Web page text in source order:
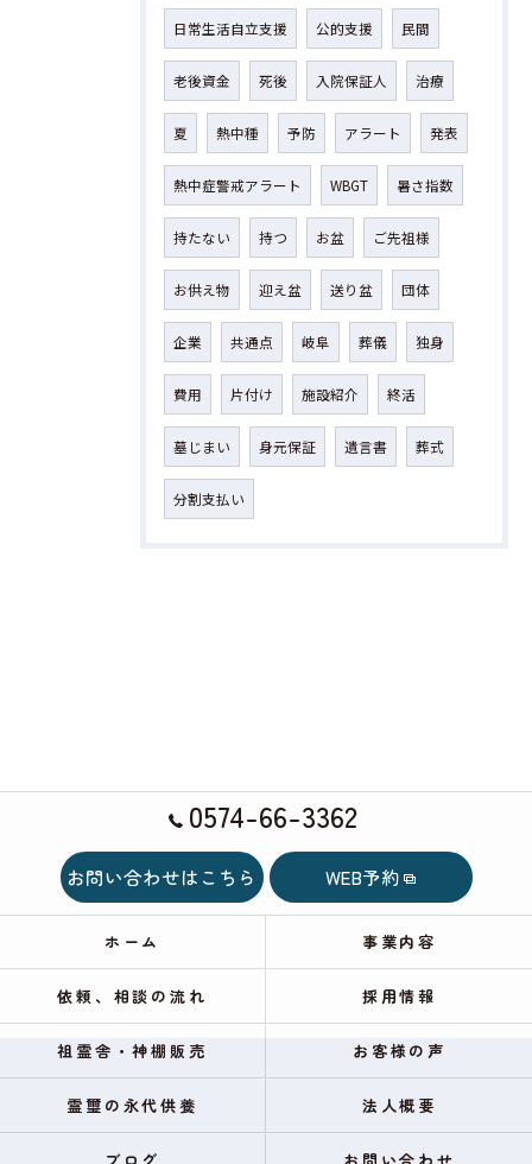
日常生活自立支援 公的支援 民間
老後資金 死後 入院保証人 治療
夏 熱中種 予防 アラート 発表
熱中症警戒アラート WBGT 暑さ指数
持たない 持つ お盆 ご先祖様
お供え物 迎え盆 送り盆 団体
企業 共通点 岐阜 葬儀 独身
費用 片付け 施設紹介 終活
墓じまい 身元保証 遺言書 葬式
分割支払い
0574-66-3362
お問い合わせはこちら WEB予約
ホーム 事業内容
依頼、相談の流れ 採用情報
祖霊舎・神棚販売 お客様の声
霊璽の永代供養 法人概要